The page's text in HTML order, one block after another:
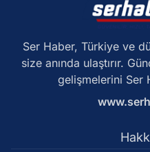
Ser Haber, Türkiye ve
size anında ulaştırır.
gelişmelerini Ser